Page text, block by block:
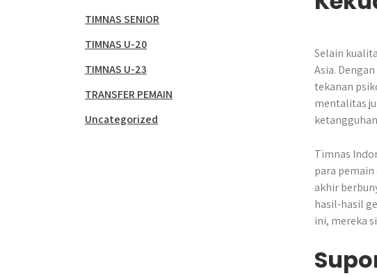
Selain
Asia.
tekanan
mentalitas
Timnas
para
akhir
hasil-hasil
ini, mereka
TIMNAS SENIOR
TIMNAS U-20
TIMNAS U-23
TRANSFER PEMAIN
Uncategorized